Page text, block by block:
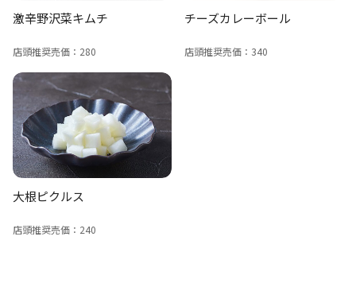
激辛野沢菜キムチ
店頭推奨売価：280
チーズカレーボール
店頭推奨売価：340
大根ピクルス
店頭推奨売価：240